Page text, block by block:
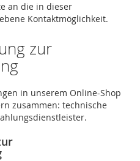
an die in dieser
Kontaktmöglichkeit.
zur
in unserem Online-Shop
zusammen: technische